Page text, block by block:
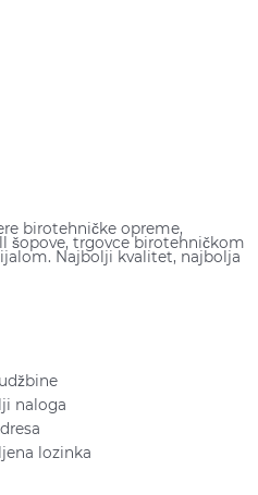
birotehničke opreme,
šopove, trgovce birotehničkom
Najbolji kvalitet, najbolja
naloga
lozinka